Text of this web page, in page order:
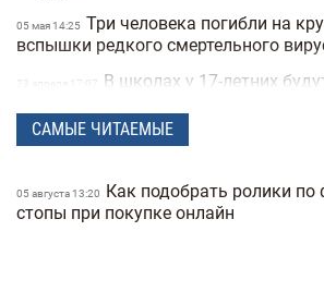
05 мая 14:25 Три человека погибли на
вспышки редкого смертельного
23 апреля 17:07
В школах у 17-летних
Полиция Мексики
21 апреля 16:19
"Не спасайте меня,
прокуратура показала видео с
САМЫЕ ЧИТАЕМЫЕ
05 августа 13:20
Как подобрать ролики
стопы при покупке онлайн